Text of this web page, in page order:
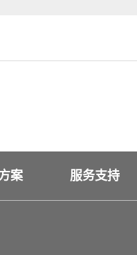
案 服务支持